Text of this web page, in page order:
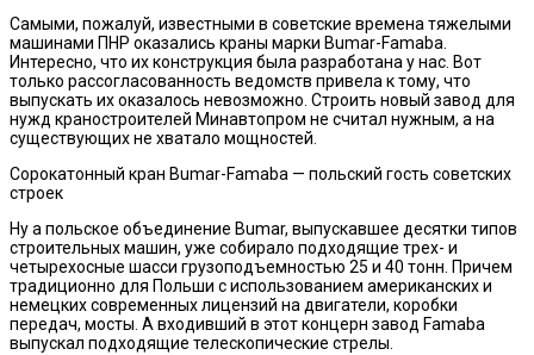
Самыми, пожалуй, известными в советские времена тяжелыми
машинами ПНР оказались краны марки Bumar-Famaba.
Интересно, что их конструкция была разработана у нас. Вот
только рассогласованность ведомств привела к тому, что
выпускать их оказалось невозможно. Строить новый завод для
нужд краностроителей Минавтопром не считал нужным, а на
существующих не хватало мощностей.
Сорокатонный кран Bumar-Famaba — польский гость советских
строек
Ну а польское объединение Bumar, выпускавшее десятки типов
строительных машин, уже собирало подходящие трех- и
четырехосные шасси грузоподъемностью 25 и 40 тонн. Причем
традиционно для Польши с использованием американских и
немецких современных лицензий на двигатели, коробки
передач, мосты. А входивший в этот концерн завод Famaba
выпускал подходящие телескопические стрелы.